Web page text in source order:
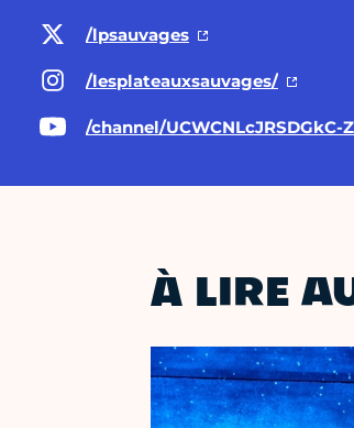
/lpsauvages
/lesplateauxsauvages/
À LIRE